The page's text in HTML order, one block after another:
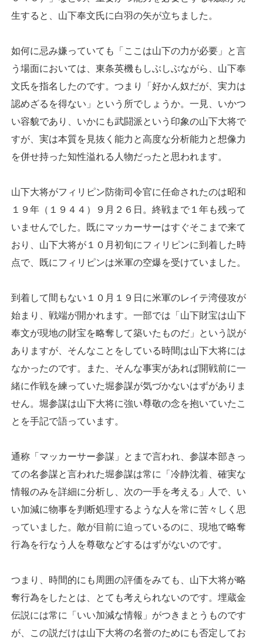
生すると、山下奉文氏に白羽の矢が立ちました。
如何に忌み嫌っていても「ここは山下の力が必要」と言
う場面においては、東条英機もしぶしぶながら、山下奉
文氏を指名したのです。つまり「好かん奴だが、実力は
認めざるを得ない」という所でしょうか。一見、いかつ
い容貌であり、いかにも武闘派という印象の山下大将で
すが、実は本質を見抜く能力と高度な分析能力と想像力
を併せ持った知性溢れる人物だったと思われます。
山下大将がフィリピン防衛司令官に任命されたのは昭和
１９年（１９４４）９月２６日。終戦まで１年も残って
いませんでした。既にマッカーサーはすぐそこまで来て
おり、山下大将が１０月初旬にフィリピンに到着した時
点で、既にフィリピンは米軍の空爆を受けていました。
到着して間もない１０月１９日に米軍のレイテ湾侵攻が
始まり、戦端が開かれます。一部では「山下財宝は山下
奉文が現地の財宝を略奪して築いたものだ」という説が
ありますが、そんなことをしている時間は山下大将には
なかったのです。また、そんな事実があれば開戦前に一
緒に作戦を練っていた堀参謀が気づかないはずがありま
せん。堀参謀は山下大将に強い尊敬の念を抱いていたこ
とを手記で語っています。
通称「マッカーサー参謀」とまで言われ、参謀本部きっ
ての名参謀と言われた堀参謀は常に「冷静沈着、確実な
情報のみを詳細に分析し、次の一手を考える」人で、い
い加減に物事を判断処理するような人を常に苦々しく思
っていました。敵が目前に迫っているのに、現地で略奪
行為を行なう人を尊敬などするはずがないのです。
つまり、時間的にも周囲の評価をみても、山下大将が略
奪行為をしたとは、とても考えられないのです。埋蔵金
伝説には常に「いい加減な情報」がつきまとうものです
が、この説だけは山下大将の名誉のためにも否定してお